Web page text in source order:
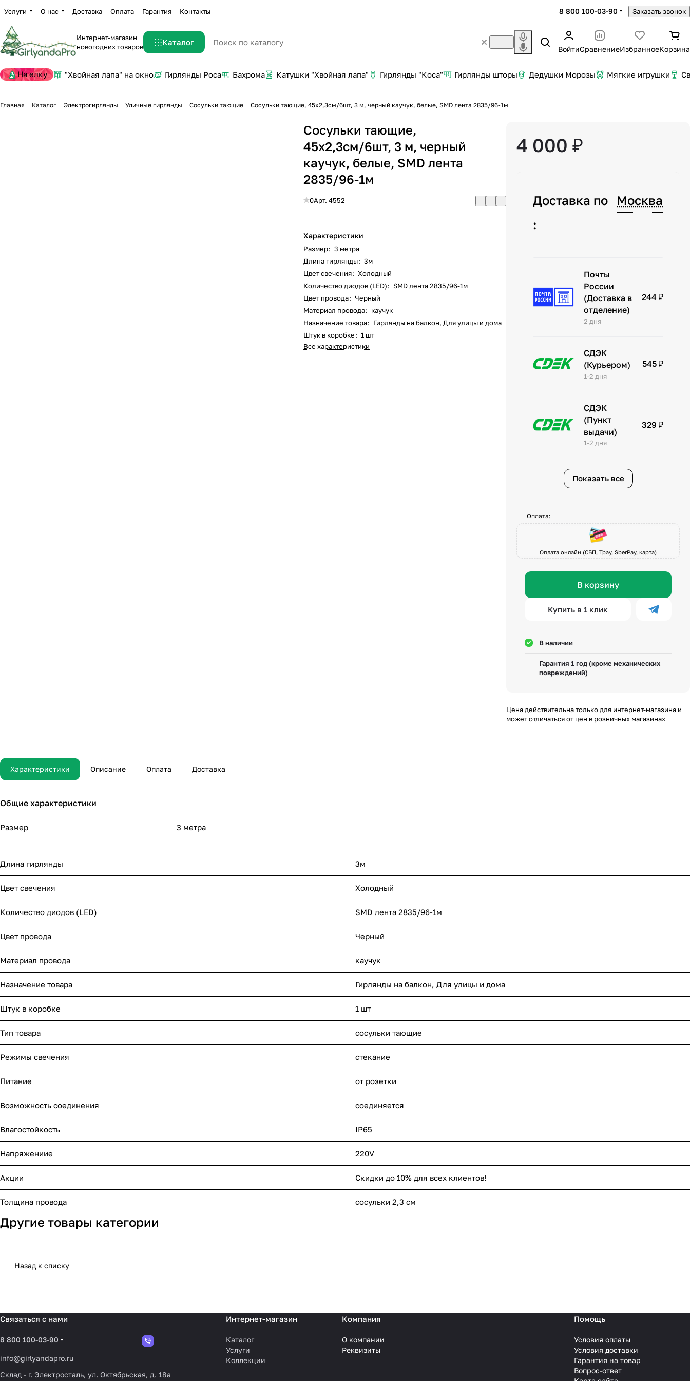
Услуги О нас Доставка Оплата Гарантия Контакты 8 800 100-03-90 Заказать звонок
Интернет-магазин
новогодних товаров
Каталог
ВойтиСравнениеИзбранноеКорзина
На елку "Хвойная лапа" на окно Гирлянды Роса Бахрома Катушки "Хвойная лапа" Гирлянды "Коса" Гирлянды шторы Дедушки Морозы Мягкие игрушки
Главная Каталог Электрогирлянды Уличные гирлянды Сосульки тающие Сосульки тающие, 45х2,3см/6шт, 3 м, черный каучук, белые, SMD лента 2835/96-1м
Сосульки тающие,
45х2,3см/6шт, 3 м, черный
каучук, белые, SMD лента
2835/96-1м
0Арт.4552
Характеристики
Размер: 3 метра
Длина гирлянды: 3м
Цвет свечения: Холодный
Количество диодов (LED): SMD лента 2835/96-1м
Цвет провода: Черный
Материал провода: каучук
Назначение товара: Гирлянды на балкон, Для улицы и дома
Штук в коробке: 1 шт
Все характеристики
4 000 ₽
Доставка по
Москва
:
Почты
России
(Доставка в
отделение)
2 дня
244 ₽
СДЭК
(Курьером)
1-2 дня
545 ₽
СДЭК
(Пункт
выдачи)
1-2 дня
329 ₽
Показать все
Оплата:
Оплата онлайн (СБП, Tpay, SberPay, карта)
В корзину
Купить в 1 клик
В наличии
Гарантия 1 год (кроме механических
повреждений)
Цена действительна только для интернет-магазина и
может отличаться от цен в розничных магазинах
Характеристики Описание Оплата Доставка
Общие характеристики
Размер 3 метра
Длина гирлянды 3м
Цвет свечения Холодный
Количество диодов (LED) SMD лента 2835/96-1м
Цвет провода Черный
Материал провода каучук
Назначение товара Гирлянды на балкон, Для улицы и дома
Штук в коробке 1 шт
Тип товара сосульки тающие
Режимы свечения стекание
Питание от розетки
Возможность соединения соединяется
Влагостойкость IP65
Напряжениие 220V
Акции Скидки до 10% для всех клиентов!
Толщина провода сосульки 2,3 см
Другие товары категории
Назад к списку
Связаться с нами
8 800 100-03-90
info@girlyandapro.ru
Склад - г. Электросталь, ул. Октябрьская, д. 18а
Интернет-магазин
Каталог
Услуги
Коллекции
Компания
О компании
Реквизиты
Помощь
Условия оплаты
Условия доставки
Гарантия на товар
Вопрос-ответ